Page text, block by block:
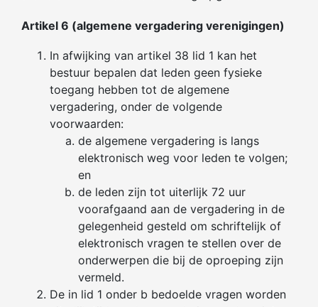
Artikel 6 (algemene vergadering verenigingen)
In afwijking van artikel 38 lid 1 kan het
bestuur bepalen dat leden geen fysieke
toegang hebben tot de algemene
vergadering, onder de volgende
voorwaarden:
de algemene vergadering is langs
elektronisch weg voor leden te volgen;
en
de leden zijn tot uiterlijk 72 uur
voorafgaand aan de vergadering in de
gelegenheid gesteld om schriftelijk of
elektronisch vragen te stellen over de
onderwerpen die bij de oproeping zijn
vermeld.
De in lid 1 onder b bedoelde vragen worden